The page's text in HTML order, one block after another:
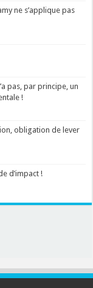
ne s’applique pas
pas, par principe, un
!
obligation de lever
d’impact !